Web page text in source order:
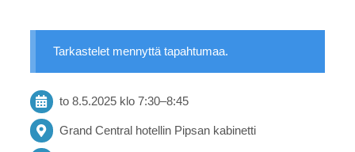
Tarkastelet mennyttä tapahtumaa.
to 8.5.2025 klo 7:30–8:45
Grand Central hotellin Pipsan kabinetti